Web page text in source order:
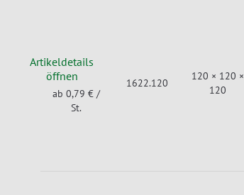
Artikeldetails
öffnen
ab 0,79 € /
St.
1622.120
120 × 120 ×
120